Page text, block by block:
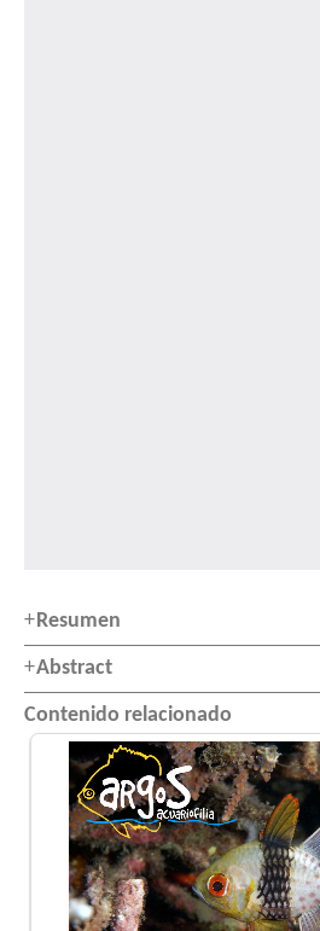
Resumen
Abstract
Contenido relacionado